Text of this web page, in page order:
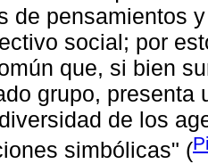
de pensamientos
social; por
que, si bien
grupo, presenta
de los
simbólicas" (